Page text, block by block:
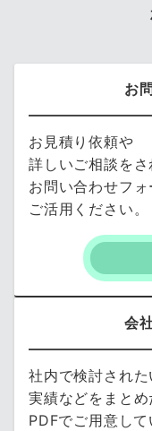
お
お見積り依頼や
詳しいご相談を
お問い合わせフォ
ご活用ください。
会
社内で検討され
実績などをまと
PDFでご用意して